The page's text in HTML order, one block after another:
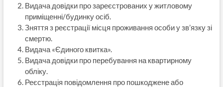
Видача довідки про зареєстрованих у житловому
приміщенні/будинку осіб.
Зняття з реєстрації місця проживання особи у зв’язку зі
смертю.
Видача «Єдиного квитка».
Видача довідки про перебування на квартирному
обліку.
Реєстрація повідомлення про пошкоджене або